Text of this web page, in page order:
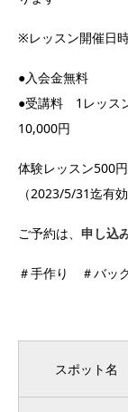
※レッスン開催日
●入会金無料
●受講料 1レッス
10,000円
体験レッスン500
（2023/5/31迄有効
ご予約は、 申し込
＃手作り ＃バッ
スポット名